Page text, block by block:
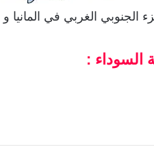
الجنوبي الغربي في
السوداء :